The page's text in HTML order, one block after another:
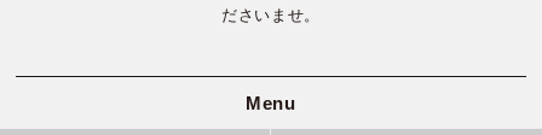
ださいませ。
Menu